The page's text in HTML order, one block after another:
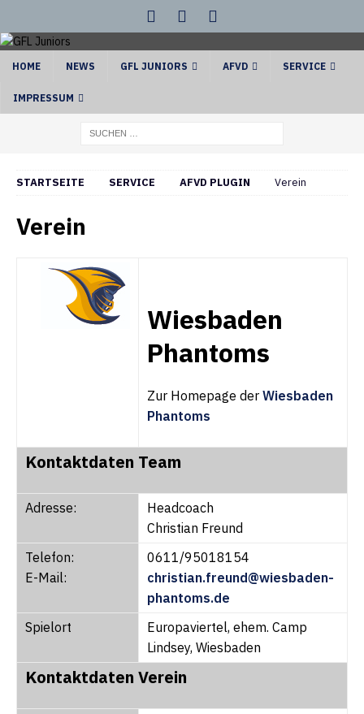
HOME NEWS GFL JUNIORS AFVD SERVICE
IMPRESSUM
STARTSEITE SERVICE AFVD PLUGIN Verein
Verein
Wiesbaden
Phantoms
Zur Homepage der Wiesbaden
Phantoms
Kontaktdaten Team
Adresse:
Headcoach
Christian Freund
Telefon:
E-Mail:
0611/95018154
christian.freund@wiesbaden-
phantoms.de
Spielort
Europaviertel, ehem. Camp
Lindsey, Wiesbaden
Kontaktdaten Verein